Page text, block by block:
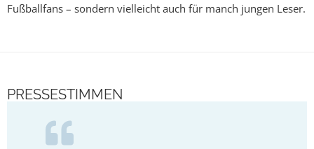
Fußballfans – sondern vielleicht auch für manch jungen Leser.
PRESSESTIMMEN